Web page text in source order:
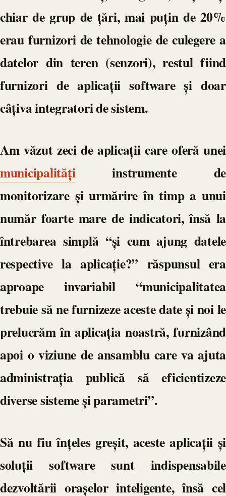
chiar de grup de țări, mai puțin de 20%
erau furnizori de tehnologie de culegere a
datelor din teren (senzori), restul fiind
furnizori de aplicații software și doar
câțiva integratori de sistem.
Am văzut zeci de aplicații care oferă unei
municipalitățiinstrumente de
monitorizare și urmărire în timp a unui
număr foarte mare de indicatori, însă la
întrebarea simplă “și cum ajung datele
respective la aplicație?” răspunsul era
aproape invariabil “municipalitatea
trebuie să ne furnizeze aceste date și noi le
prelucrăm în aplicația noastră, furnizând
apoi o viziune de ansamblu care va ajuta
administrația publică să eficientizeze
diverse sisteme și parametri”.
Să nu fiu înțeles greșit, aceste aplicații și
soluții software sunt indispensabile
dezvoltării orașelor inteligente, însă cel